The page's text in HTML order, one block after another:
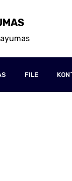
FILE